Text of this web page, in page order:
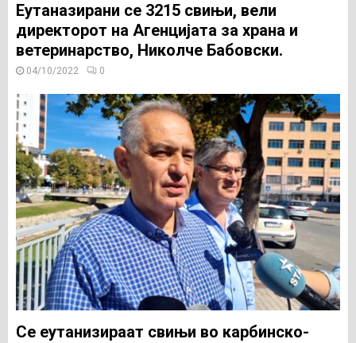
Еутаназирани се 3215 свињи, вели
директорот на Агенцијата за храна и
ветеринарство, Николче Бабовски.
04/10/2022 0
Се еутанизираат свињи во карбинско-